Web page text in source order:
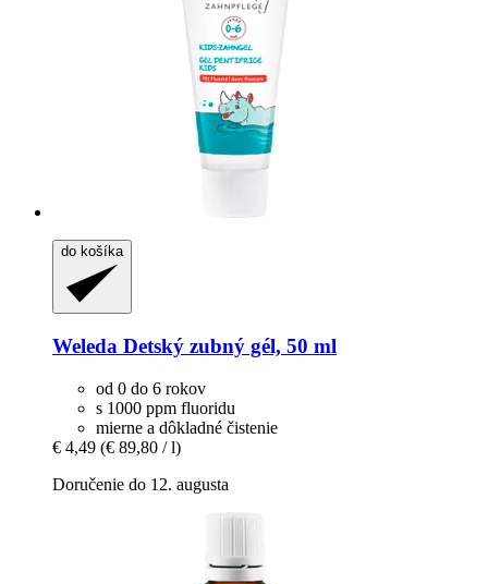
do košíka
Weleda Detský zubný gél, 50 ml
od 0 do 6 rokov
s 1000 ppm fluoridu
mierne a dôkladné čistenie
€ 4,49 (€ 89,80 / l)
Doručenie do 12. augusta